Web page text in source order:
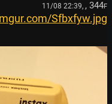
11/08 22:39, , 344F
Sfbxfyw.jpg